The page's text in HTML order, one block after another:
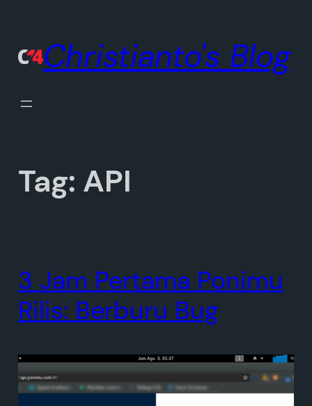
kontenChristianto's Blog
Tag: API
3 Jam Pertama Ponimu
Rilis: Berburu Bug